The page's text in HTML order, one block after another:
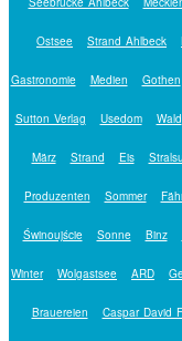
Ostsee Strand Ahlbeck
Gastronomie Medien Gothen
Sutton Verlag Usedom Wald
März Strand Eis
Produzenten Sommer
Świnoujście Sonne Binz
Winter Wolgastsee ARD
Brauereien Caspar David